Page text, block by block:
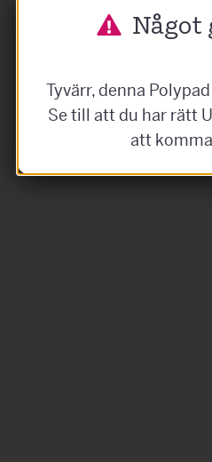
Något
Tyvärr, denna
Se till att du har rätt
att